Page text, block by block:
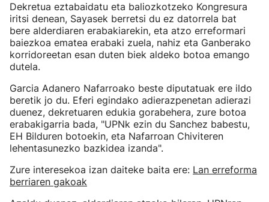
Dekretua eztabaidatu eta baliozkotzeko Kongresura
iritsi denean, Sayasek berretsi du ez datorrela bat
bere alderdiaren erabakiarekin, eta atzo erreformari
baiezkoa ematea erabaki zuela, nahiz eta Ganberako
korridoreetan esan duten biek aldeko botoa emango
dutela.
Garcia Adanero Nafarroako beste diputatuak ere ildo
beretik jo du. Eferi egindako adierazpenetan adierazi
duenez, dekretuaren edukia gorabehera, zure botoa
erabakigarria bada, "UPNk ezin du Sanchez babestu,
EH Bilduren botoekin, eta Nafarroan Chiviteren
lehentasunezko bazkidea izanda".
Zure interesekoa izan daiteke baita ere: Lan erreforma
berriaren gakoak